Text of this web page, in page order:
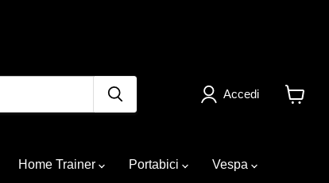
Accedi
Home Trainer Portabici Vespa